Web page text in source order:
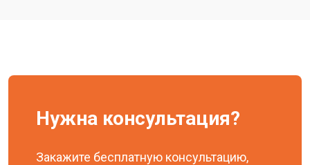
Нужна консультация?
Закажите бесплатную консультацию,